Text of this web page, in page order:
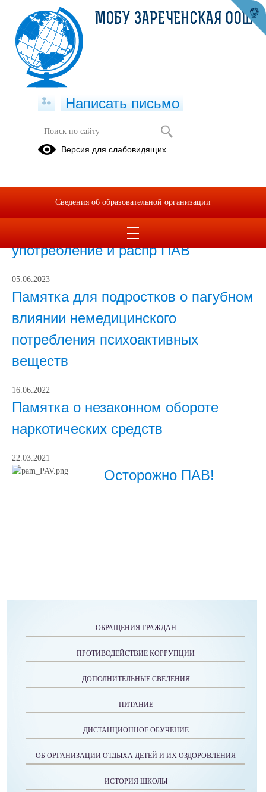
Профилактика ПАВ
Памятка об ответственности за
употребление и распр ПАВ
05.06.2023
Памятка для подростков о пагубном
влиянии немедицинского
потребления психоактивных
веществ
16.06.2022
Памятка о незаконном обороте
наркотических средств
22.03.2021
Осторожно ПАВ!
ОБРАЩЕНИЯ ГРАЖДАН
ПРОТИВОДЕЙСТВИЕ КОРРУПЦИИ
ДОПОЛНИТЕЛЬНЫЕ СВЕДЕНИЯ
ПИТАНИЕ
ДИСТАНЦИОННОЕ ОБУЧЕНИЕ
ОБ ОРГАНИЗАЦИИ ОТДЫХА ДЕТЕЙ И ИХ ОЗДОРОВЛЕНИЯ
ИСТОРИЯ ШКОЛЫ
МОБУ ЗАРЕЧЕНСКАЯ ООШ
Написать письмо
Версия для слабовидящих
Сведения об образовательной организации